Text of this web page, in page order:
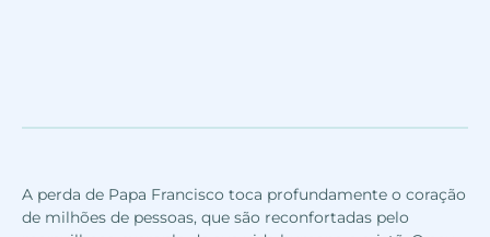
A perda de Papa Francisco toca profundamente o coração
de milhões de pessoas, que são reconfortadas pelo